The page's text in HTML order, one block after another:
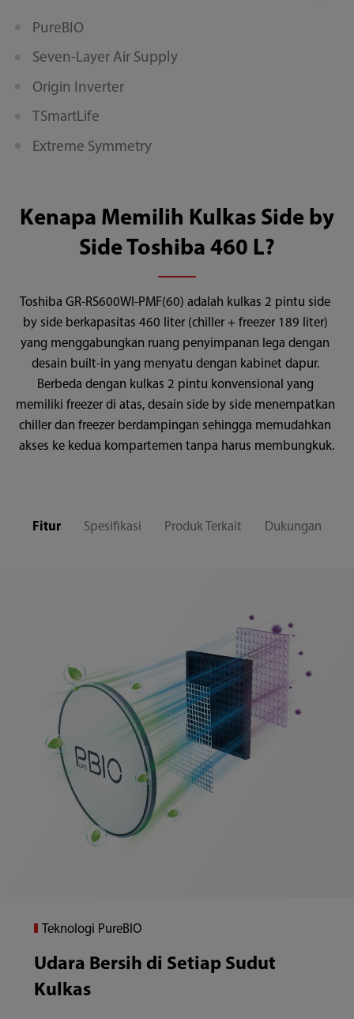
PureBIO
Seven-Layer Air Supply
Origin Inverter
TSmartLife
Extreme Symmetry
Kenapa Memilih Kulkas Side by
Side Toshiba 460 L?
Toshiba GR-RS600WI-PMF(60) adalah kulkas 2 pintu side
by side berkapasitas 460 liter (chiller + freezer 189 liter)
yang menggabungkan ruang penyimpanan lega dengan
desain built-in yang menyatu dengan kabinet dapur.
Berbeda dengan kulkas 2 pintu konvensional yang
memiliki freezer di atas, desain side by side menempatkan
chiller dan freezer berdampingan sehingga memudahkan
akses ke kedua kompartemen tanpa harus membungkuk.
Fitur Spesifikasi Produk Terkait Dukungan
Teknologi PureBIO
Udara Bersih di Setiap Sudut
Kulkas